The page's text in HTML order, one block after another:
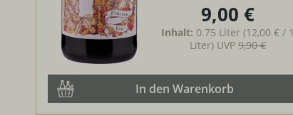
Regulärer Preis:
9,00 €
Inhalt: 0.75 Liter (12,00 € / 1
Liter) UVP 9,90 €
In den Warenkorb